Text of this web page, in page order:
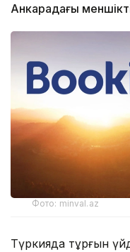
Анкарадағы
Фото: minval.az
Түркияда тұрғын